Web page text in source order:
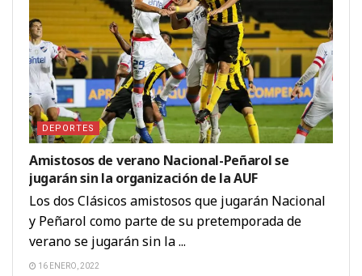
DEPORTES
Amistosos de verano Nacional-Peñarol se
jugarán sin la organización de la AUF
Los dos Clásicos amistosos que jugarán Nacional
y Peñarol como parte de su pretemporada de
verano se jugarán sin la ...
16 ENERO, 2022